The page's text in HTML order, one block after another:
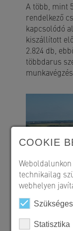
A több, mint
rendelkező
kapcsolódó
kiszállított
2.824 db,
többdarus
COOKIE
technikailag
webhelyen
Statisztika